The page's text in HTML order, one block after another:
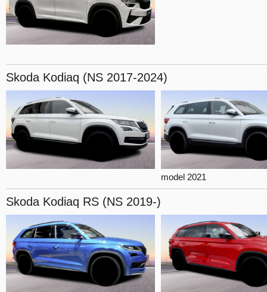
Skoda Kodiaq (NS 2017-2024)
model 2021
Skoda Kodiaq RS (NS 2019-)